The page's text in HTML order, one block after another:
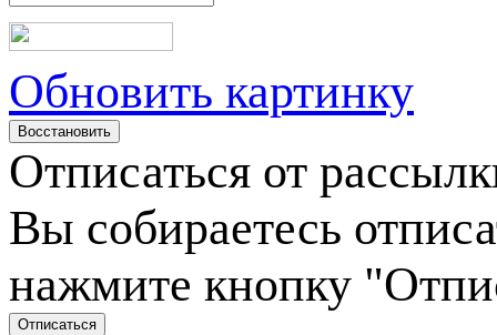
Обновить картинку
Отписаться от
Вы собираетесь
нажмите кнопку